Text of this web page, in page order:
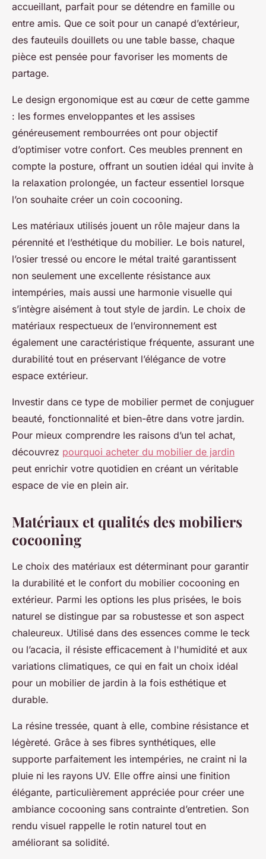
accueillant, parfait pour se détendre en famille ou
entre amis. Que ce soit pour un canapé d’extérieur,
des fauteuils douillets ou une table basse, chaque
pièce est pensée pour favoriser les moments de
partage.
Le design ergonomique est au cœur de cette gamme
: les formes enveloppantes et les assises
généreusement rembourrées ont pour objectif
d’optimiser votre confort. Ces meubles prennent en
compte la posture, offrant un soutien idéal qui invite à
la relaxation prolongée, un facteur essentiel lorsque
l’on souhaite créer un coin cocooning.
Les matériaux utilisés jouent un rôle majeur dans la
pérennité et l’esthétique du mobilier. Le bois naturel,
l’osier tressé ou encore le métal traité garantissent
non seulement une excellente résistance aux
intempéries, mais aussi une harmonie visuelle qui
s’intègre aisément à tout style de jardin. Le choix de
matériaux respectueux de l’environnement est
également une caractéristique fréquente, assurant une
durabilité tout en préservant l’élégance de votre
espace extérieur.
Investir dans ce type de mobilier permet de conjuguer
beauté, fonctionnalité et bien-être dans votre jardin.
Pour mieux comprendre les raisons d’un tel achat,
découvrez pourquoi acheter du mobilier de jardin
peut enrichir votre quotidien en créant un véritable
espace de vie en plein air.
Matériaux et qualités des mobiliers
cocooning
Le choix des matériaux est déterminant pour garantir
la durabilité et le confort du mobilier cocooning en
extérieur. Parmi les options les plus prisées, le bois
naturel se distingue par sa robustesse et son aspect
chaleureux. Utilisé dans des essences comme le teck
ou l’acacia, il résiste efficacement à l'humidité et aux
variations climatiques, ce qui en fait un choix idéal
pour un mobilier de jardin à la fois esthétique et
durable.
La résine tressée, quant à elle, combine résistance et
légèreté. Grâce à ses fibres synthétiques, elle
supporte parfaitement les intempéries, ne craint ni la
pluie ni les rayons UV. Elle offre ainsi une finition
élégante, particulièrement appréciée pour créer une
ambiance cocooning sans contrainte d’entretien. Son
rendu visuel rappelle le rotin naturel tout en
améliorant sa solidité.